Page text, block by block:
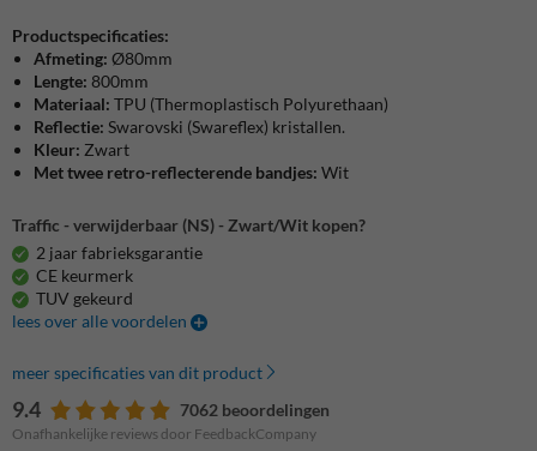
Productspecificaties:
Afmeting: Ø80mm
Lengte: 800mm
Materiaal: TPU (Thermoplastisch Polyurethaan)
Reflectie: Swarovski (Swareflex) kristallen.
Kleur: Zwart
Met twee retro-reflecterende bandjes: Wit
Traffic - verwijderbaar (NS) - Zwart/Wit kopen?
2 jaar fabrieksgarantie
CE keurmerk
TUV gekeurd
lees over alle voordelen
meer specificaties van dit product
9.4 7062 beoordelingen
Onafhankelijke reviews door FeedbackCompany